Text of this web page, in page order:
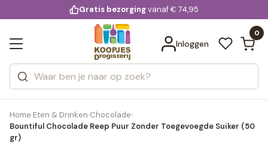
voor 20:00 uur besteld
Gratis bezorgingvanaf € 74,95
Inloggen
0
Zoeken
Categorieën
Merken
Bekijk alle resultaten
Home›Eten & Drinken›Chocolade›
Bountiful Chocolade Reep Puur Zonder Toegevoegde Suiker (50
gr)